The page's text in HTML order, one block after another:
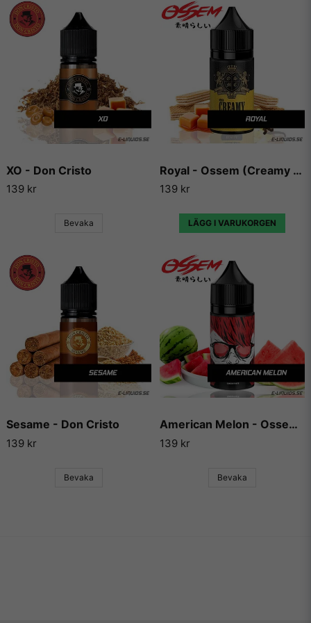
XO - Don Cristo
139 kr
Bevaka
Royal - Ossem (Creamy Premium Series)
139 kr
LÄGG I VARUKORGEN
Sesame - Don Cristo
139 kr
Bevaka
American Melon - Ossem (Fruity Series)
139 kr
Bevaka